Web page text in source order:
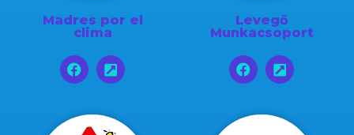
Madres por el
clima
Levegő
Munkacsoport